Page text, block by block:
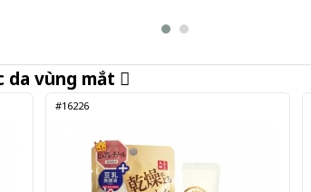
da vùng mắt
#16226